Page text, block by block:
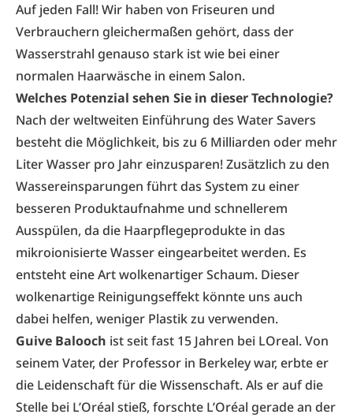
Auf jeden Fall! Wir haben von Friseuren und
Verbrauchern gleichermaßen gehört, dass der
Wasserstrahl genauso stark ist wie bei einer
normalen Haarwäsche in einem Salon.
Welches Potenzial sehen Sie in dieser Technologie?
Nach der weltweiten Einführung des Water Savers
besteht die Möglichkeit, bis zu 6 Milliarden oder mehr
Liter Wasser pro Jahr einzusparen! Zusätzlich zu den
Wassereinsparungen führt das System zu einer
besseren Produktaufnahme und schnellerem
Ausspülen, da die Haarpflegeprodukte in das
mikroionisierte Wasser eingearbeitet werden. Es
entsteht eine Art wolkenartiger Schaum. Dieser
wolkenartige Reinigungseffekt könnte uns auch
dabei helfen, weniger Plastik zu verwenden.
Guive Balooch ist seit fast 15 Jahren bei LOreal. Von
seinem Vater, der Professor in Berkeley war, erbte er
die Leidenschaft für die Wissenschaft. Als er auf die
Stelle bei L’Oréal stieß, forschte L’Oréal gerade an der